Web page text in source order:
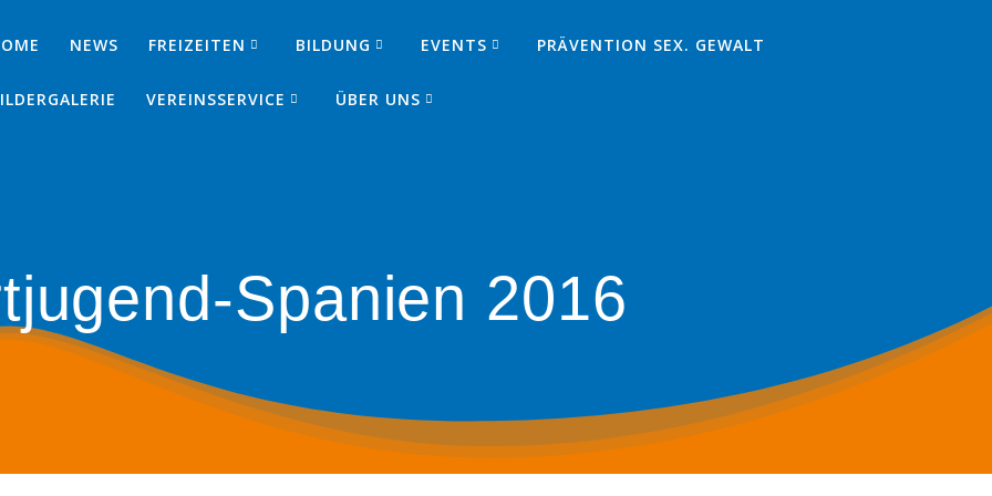
NEWS FREIZEITEN BILDUNG EVENTS PRÄVENTION SEX. GEWALT
VEREINSSERVICE ÜBER UNS
Spanien 2016